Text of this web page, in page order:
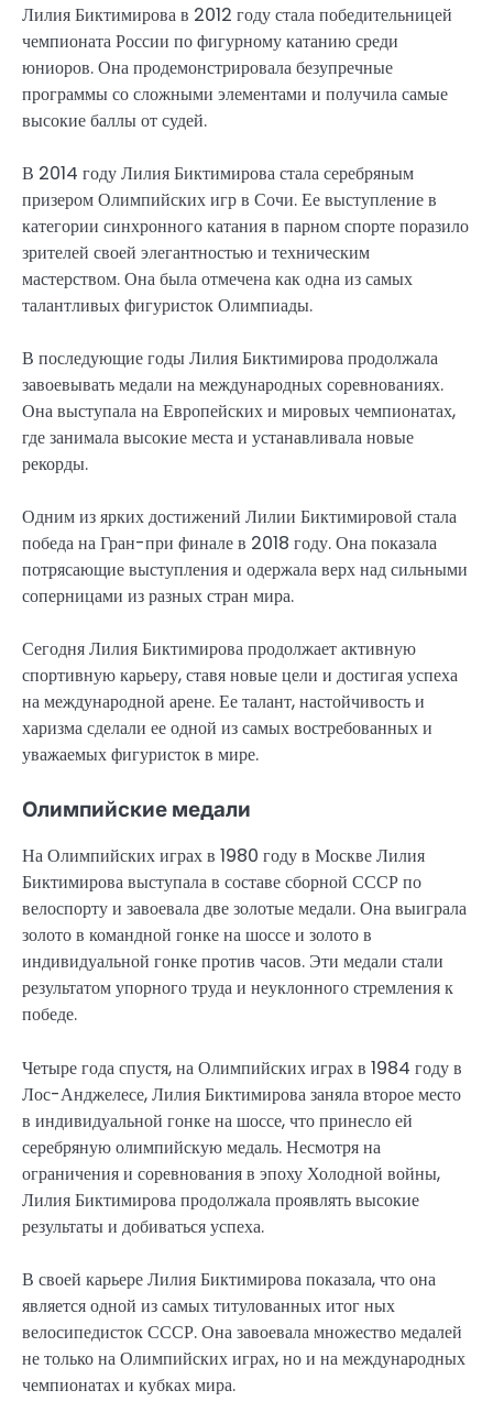
Лилия Биктимирова в 2012 году стала победительницей
чемпионата России по фигурному катанию среди
юниоров. Она продемонстрировала безупречные
программы со сложными элементами и получила самые
высокие баллы от судей.
В 2014 году Лилия Биктимирова стала серебряным
призером Олимпийских игр в Сочи. Ее выступление в
категории синхронного катания в парном спорте поразило
зрителей своей элегантностью и техническим
мастерством. Она была отмечена как одна из самых
талантливых фигуристок Олимпиады.
В последующие годы Лилия Биктимирова продолжала
завоевывать медали на международных соревнованиях.
Она выступала на Европейских и мировых чемпионатах,
где занимала высокие места и устанавливала новые
рекорды.
Одним из ярких достижений Лилии Биктимировой стала
победа на Гран-при финале в 2018 году. Она показала
потрясающие выступления и одержала верх над сильными
соперницами из разных стран мира.
Сегодня Лилия Биктимирова продолжает активную
спортивную карьеру, ставя новые цели и достигая успеха
на международной арене. Ее талант, настойчивость и
харизма сделали ее одной из самых востребованных и
уважаемых фигуристок в мире.
Олимпийские медали
На Олимпийских играх в 1980 году в Москве Лилия
Биктимирова выступала в составе сборной СССР по
велоспорту и завоевала две золотые медали. Она выиграла
золото в командной гонке на шоссе и золото в
индивидуальной гонке против часов. Эти медали стали
результатом упорного труда и неуклонного стремления к
победе.
Четыре года спустя, на Олимпийских играх в 1984 году в
Лос-Анджелесе, Лилия Биктимирова заняла второе место
в индивидуальной гонке на шоссе, что принесло ей
серебряную олимпийскую медаль. Несмотря на
ограничения и соревнования в эпоху Холодной войны,
Лилия Биктимирова продолжала проявлять высокие
результаты и добиваться успеха.
В своей карьере Лилия Биктимирова показала, что она
является одной из самых титулованных итог ных
велосипедисток СССР. Она завоевала множество медалей
не только на Олимпийских играх, но и на международных
чемпионатах и кубках мира.